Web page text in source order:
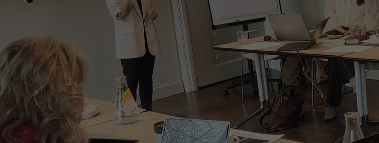
Bezoektijden
Wijzigen patiëntgegevens
Contact met verpleegafdeling
Het Wilhelmina
Kinderziekenhuis